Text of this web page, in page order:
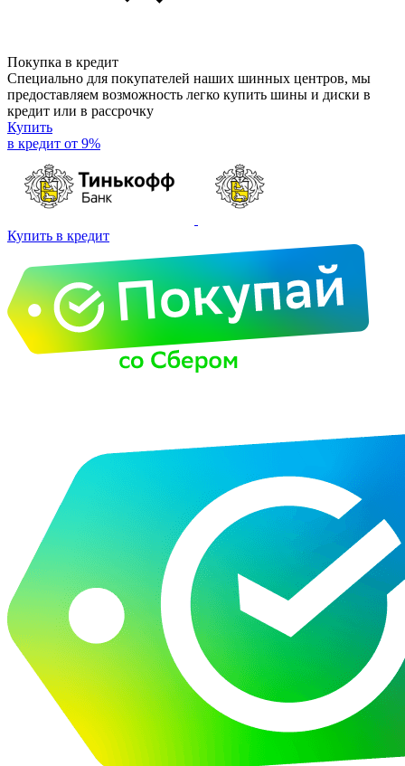
Покупка в кредит
Специально для покупателей наших шинных центров, мы
предоставляем возможность легко купить шины и диски в
кредит или в рассрочку
Купить
в кредит от 9%
Купить в кредит